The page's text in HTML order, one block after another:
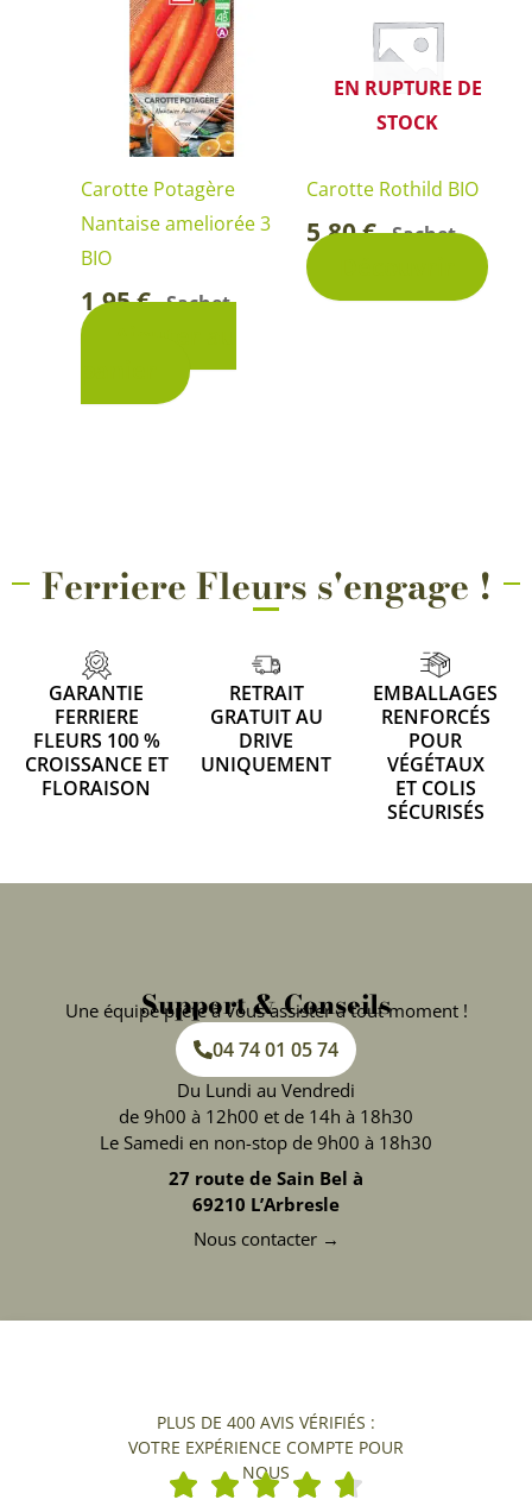
Carotte Potagère
Nantaise ameliorée 3
BIO
1,95€-Sachet
EN RUPTURE DE
STOCK
Carotte Rothild BIO
5,80€-Sachet
Ferriere Fleurs s'engage !
GARANTIE
FERRIERE
FLEURS 100 %
CROISSANCE ET
FLORAISON
RETRAIT
GRATUIT AU
DRIVE
UNIQUEMENT
EMBALLAGES
RENFORCÉS
POUR
VÉGÉTAUX
ET COLIS
SÉCURISÉS
Support & Conseils
Une équipe prête à vous assister à tout moment !
04 74 01 05 74
Du Lundi au Vendredi
de 9h00 à 12h00 et de 14h à 18h30
Le Samedi en non-stop de 9h00 à 18h30
27 route de Sain Bel à
69210 L’Arbresle
Nous contacter →
PLUS DE 400 AVIS VÉRIFIÉS :
VOTRE EXPÉRIENCE COMPTE POUR
NOUS